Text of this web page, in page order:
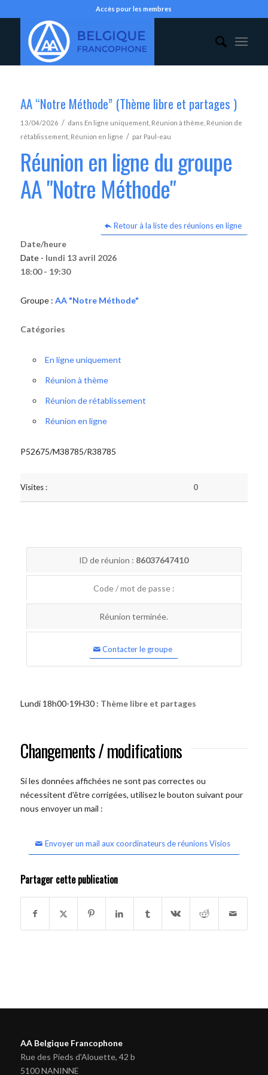
Accès pour les membres
AA “Notre Méthode” (Thème libre et partages )
13/04/2026 / dans En ligne uniquement, Réunion à thème Réunion de
rétablissement, Réunion en ligne / par Paul-eau
Réunion en ligne du groupe
AA "Notre Méthode"
Retour à la liste des réunions en ligne
Date/heure
Date - lundi 13 avril 2026
18:00 - 19:30
Groupe : AA "Notre Méthode"
Catégories
En ligne uniquement
Réunion à thème
Réunion de rétablissement
Réunion en ligne
P52675/M38785/R38785
Visites : 0
ID de réunion : 86037647410
Code / mot de passe :
Réunion terminée.
Contacter le groupe
Lundi 18h00-19H30 : Thème libre et partages
Changements / modifications
Si les données affichées ne sont pas correctes ou
nécessitent d'être corrigées, utilisez le bouton suivant pour
nous envoyer un mail :
Envoyer un mail aux coordinateurs de réunions Visios
Partager cette publication
AA Belgique Francophone
Rue des Pieds d'Alouette, 42 b
5100 NANINNE